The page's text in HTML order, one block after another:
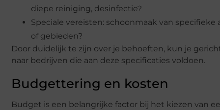
diepe reiniging, desinfectie?
Speciale vereisten: schoonmaak van specifieke
of gebieden?
Door duidelijk te zijn over je behoeften, kun je
naar bedrijven die aan deze specificaties voldoen.
Budgettering en kosten
Budget is een belangrijke factor bij het kiezen van